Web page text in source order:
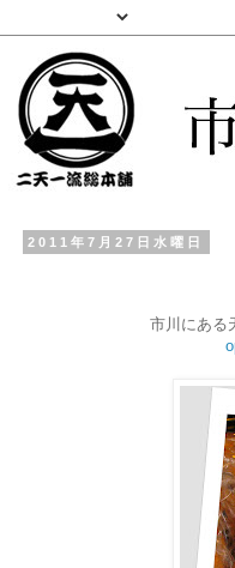
2011年7月27日水曜日
市川にある